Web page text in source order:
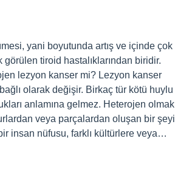
yani boyutunda artış ve içinde çok
görülen tiroid hastalıklarından biridir.
lezyon kanser mi? Lezyon kanser
olarak değişir. Birkaç tür kötü huylu
anlamına gelmez. Heterojen olmak
veya parçalardan oluşan bir şeyi
insan nüfusu, farklı kültürlere veya…